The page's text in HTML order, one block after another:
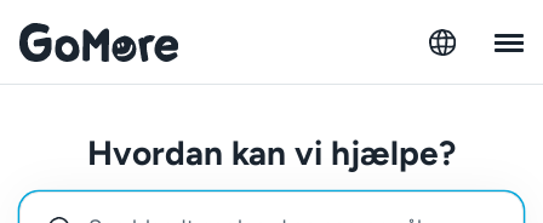
Hvordan kan vi hjælpe?